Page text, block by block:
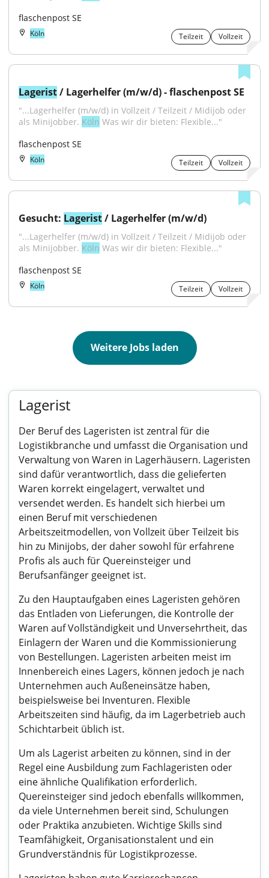
flaschenpost SE
Köln Teilzeit Vollzeit
Lagerist / Lagerhelfer (m/w/d) - flaschenpost SE
"...Lagerhelfer (m/w/d) in Vollzeit / Teilzeit / Midijob oder
als Minijobber. Köln Was wir dir bieten: Flexible..."
flaschenpost SE
Köln Teilzeit Vollzeit
Gesucht: Lagerist / Lagerhelfer (m/w/d)
"...Lagerhelfer (m/w/d) in Vollzeit / Teilzeit / Midijob oder
als Minijobber. Köln Was wir dir bieten: Flexible..."
flaschenpost SE
Köln Teilzeit Vollzeit
Weitere Jobs laden
Lagerist
Der Beruf des Lageristen ist zentral für die
Logistikbranche und umfasst die Organisation und
Verwaltung von Waren in Lagerhäusern. Lageristen
sind dafür verantwortlich, dass die gelieferten
Waren korrekt eingelagert, verwaltet und
versendet werden. Es handelt sich hierbei um
einen Beruf mit verschiedenen
Arbeitszeitmodellen, von Vollzeit über Teilzeit bis
hin zu Minijobs, der daher sowohl für erfahrene
Profis als auch für Quereinsteiger und
Berufsanfänger geeignet ist.
Zu den Hauptaufgaben eines Lageristen gehören
das Entladen von Lieferungen, die Kontrolle der
Waren auf Vollständigkeit und Unversehrtheit, das
Einlagern der Waren und die Kommissionierung
von Bestellungen. Lageristen arbeiten meist im
Innenbereich eines Lagers, können jedoch je nach
Unternehmen auch Außeneinsätze haben,
beispielsweise bei Inventuren. Flexible
Arbeitszeiten sind häufig, da im Lagerbetrieb auch
Schichtarbeit üblich ist.
Um als Lagerist arbeiten zu können, sind in der
Regel eine Ausbildung zum Fachlageristen oder
eine ähnliche Qualifikation erforderlich.
Quereinsteiger sind jedoch ebenfalls willkommen,
da viele Unternehmen bereit sind, Schulungen
oder Praktika anzubieten. Wichtige Skills sind
Teamfähigkeit, Organisationstalent und ein
Grundverständnis für Logistikprozesse.